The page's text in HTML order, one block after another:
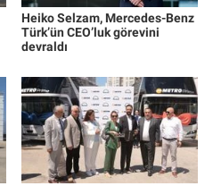
Heiko Selzam, Mercedes-Benz
Türk’ün CEO’luk görevini
devraldı